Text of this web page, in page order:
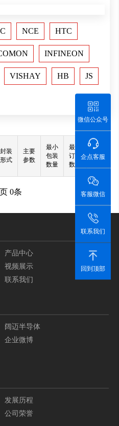
NCE HTC
INFINEON
VISHAY HB JS
封装
形式
主要
参数
最小
包装
数量
最小
订购
数量
购买
页 0条
产品中心
视频展示
联系我们
阔迈半导体
企业微博
发展历程
公司荣誉
微信公众号
企点客服
客服微信
联系我们
回到顶部